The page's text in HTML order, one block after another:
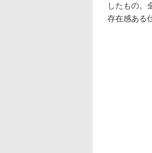
したもの。
存在感ある